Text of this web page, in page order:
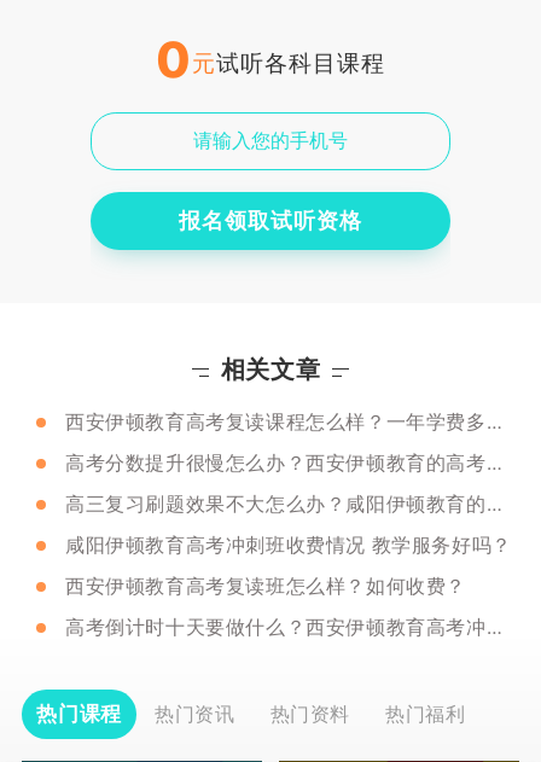
0元试听各科目课程
报名领取试听资格
相关文章
西安伊顿教育高考复读课程怎么样？一年学费多少？
高考分数提升很慢怎么办？西安伊顿教育的高考冲刺班有用吗？
高三复习刷题效果不大怎么办？咸阳伊顿教育的高三冲刺班提分效果好吗？
咸阳伊顿教育高考冲刺班收费情况 教学服务好吗？
西安伊顿教育高考复读班怎么样？如何收费？
高考倒计时十天要做什么？西安伊顿教育高考冲刺班有用吗？
热门课程 热门资讯 热门资料 热门福利